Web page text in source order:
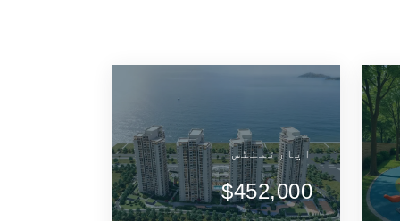
تفصیلات دیکھیں
ایجنٹ سے رابطہ
کریں
اپارٹمنٹس
$452,000